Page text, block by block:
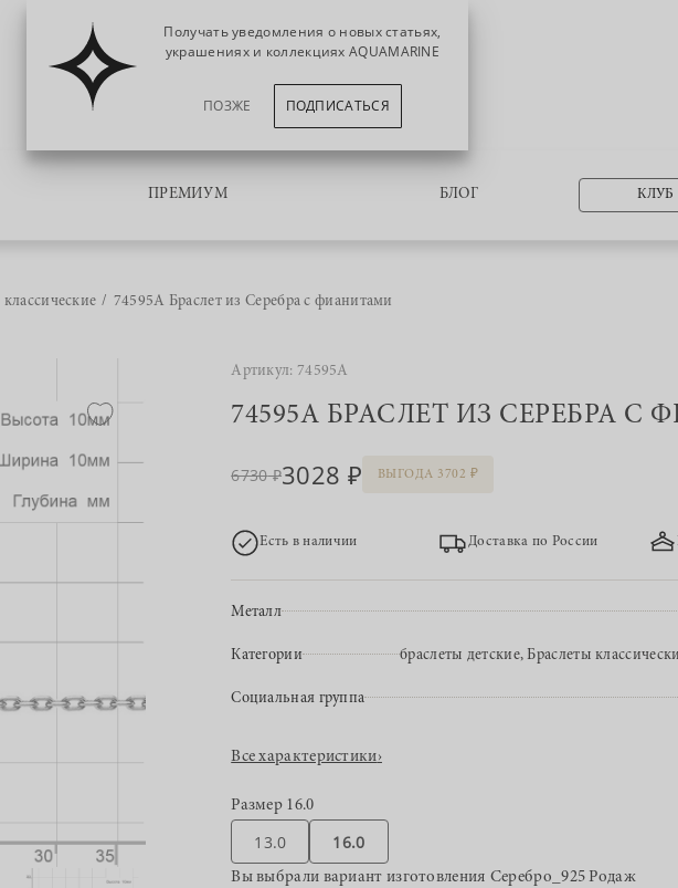
ПРЕМИУМ БЛОГ КЛУБ
74595А Браслет из Серебра с фианитами
Артикул: 74595А
74595А БРАСЛЕТ ИЗ СЕРЕБРА С
6730 3028 ВЫГОДА 3702
Есть в наличии Доставка по России
Металл
Категории браслеты детские, Браслеты
Социальная группа
Все характеристики›
Размер 16.0
13.0 16.0
Вы выбрали вариант изготовления Серебро_925 Родаж
Получать уведомления о новых статьях,
украшениях и коллекциях AQUAMARINE
ПОЗЖЕ ПОДПИСАТЬСЯ